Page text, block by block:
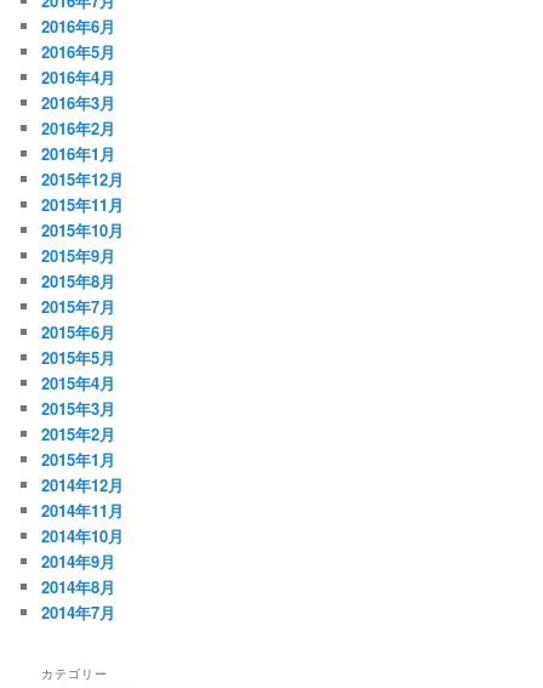
2016年6月
2016年5月
2016年4月
2016年3月
2016年2月
2016年1月
2015年12月
2015年11月
2015年10月
2015年9月
2015年8月
2015年7月
2015年6月
2015年5月
2015年4月
2015年3月
2015年2月
2015年1月
2014年12月
2014年11月
2014年10月
2014年9月
2014年8月
2014年7月
カテゴリー